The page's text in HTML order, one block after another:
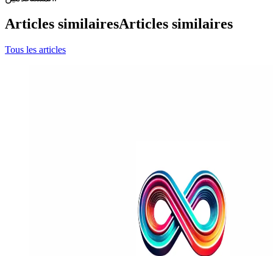
Articles similairesArticles similaires
Tous les articles